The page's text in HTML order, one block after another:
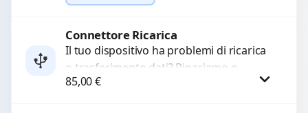
problemi come immagini sfocate, messa
Richiedi Preventivo
Connettore Ricarica
Il tuo dispositivo ha problemi di ricarica
o trasferimento dati? Ripariamo o
sostituiamo connettori di ricarica guasti,
85,00€